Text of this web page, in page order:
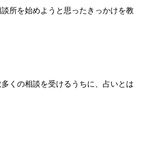
所を始めようと思ったきっかけを教
多くの相談を受けるうちに、占いとは